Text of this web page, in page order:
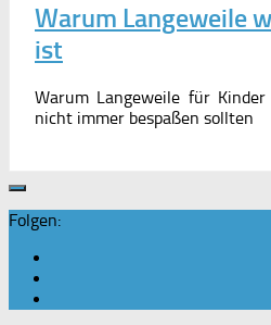
Warum Langeweile
ist
Warum Langeweile für
nicht immer bespaßen sollten
Folgen: